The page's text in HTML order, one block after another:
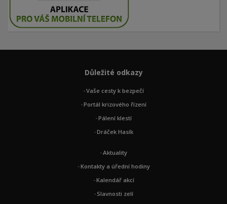
Důležité odkazy
Vaše cesty k bezpečí
Portál krizového řízení
Pálení klestí
Dráček Hasík
Aktuality
Kontakty a úřední hodiny
Kalendář akcí
Slavnosti zelí